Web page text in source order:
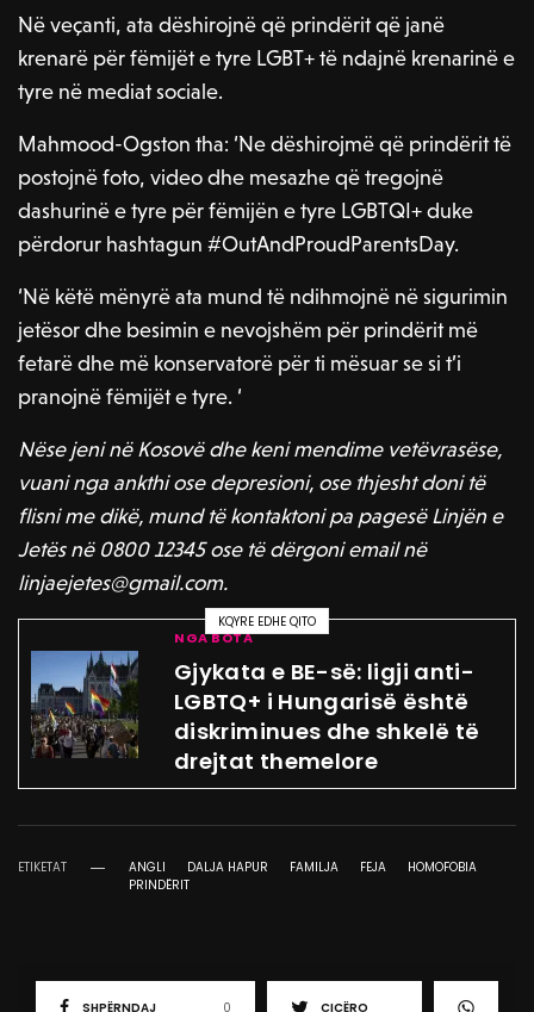
Në veçanti, ata dëshirojnë që prindërit që janë
krenarë për fëmijët e tyre LGBT+ të ndajnë krenarinë e
tyre në mediat sociale.
Mahmood-Ogston tha: ‘Ne dëshirojmë që prindërit të
postojnë foto, video dhe mesazhe që tregojnë
dashurinë e tyre për fëmijën e tyre LGBTQI+ duke
përdorur hashtagun #OutAndProudParentsDay.
‘Në këtë mënyrë ata mund të ndihmojnë në sigurimin
jetësor dhe besimin e nevojshëm për prindërit më
fetarë dhe më konservatorë për ti mësuar se si t’i
pranojnë fëmijët e tyre. ‘
Nëse jeni në Kosovë dhe keni mendime vetëvrasëse,
vuani nga ankthi ose depresioni, ose thjesht doni të
flisni me dikë, mund të kontaktoni pa pagesë Linjën e
Jetës në 0800 12345 ose të dërgoni email në
linjaejetes@gmail.com.
KQYRE EDHE QITO
NGA BOTA
Gjykata e BE-së: ligji anti-
LGBTQ+ i Hungarisë është
diskriminues dhe shkelë të
drejtat themelore
ETIKETAT ANGLI DALJA HAPUR FAMILJA FEJA
HOMOFOBIA
PRINDËRIT
SHPËRNDAJ 0 CICËRO